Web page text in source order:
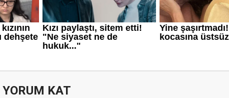
YORUM KAT